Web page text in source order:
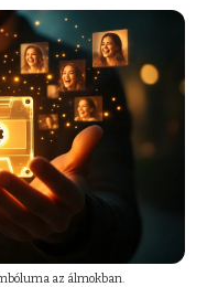
az álmokban.